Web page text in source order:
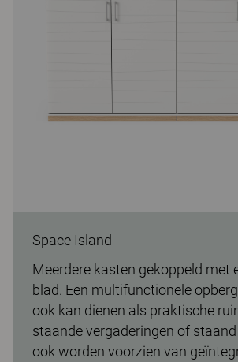
Space Island
Meerdere kasten gekoppeld met
blad. Een multifunctionele
ook kan dienen als praktische
staande vergaderingen of
ook worden voorzien van